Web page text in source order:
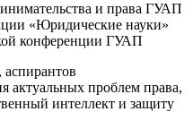
и права ГУАП
«Юридические науки»
конференции ГУАП
аспирантов
актуальных проблем права,
интеллект и защиту